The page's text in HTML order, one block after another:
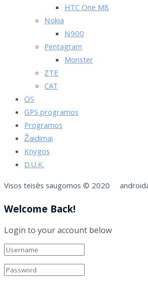
HTC One M8
Nokia
N900
Pentagram
Monster
ZTE
CAT
OS
GPS programos
Programos
Žaidimai
Knygos
D.U.K.
Visos teisės saugomos © 2020
Welcome Back!
Login to your account below